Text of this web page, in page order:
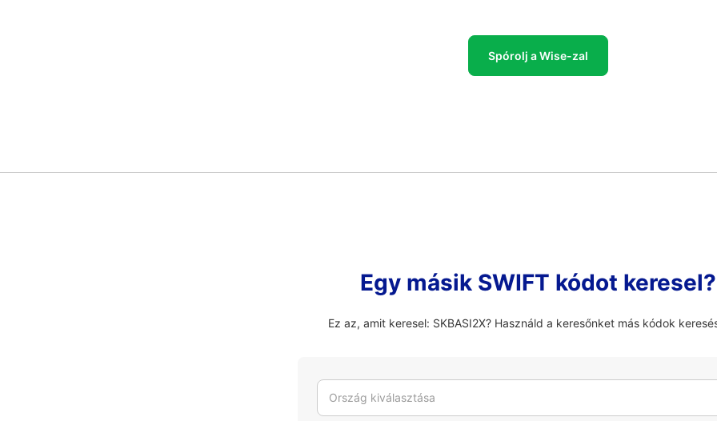
Spórolj a Wise-zal
Egy másik SWIFT kódot keresel?
Ez az, amit keresel: SKBASI2X? Használd a keresőnket más kódok
Ország kiválasztása